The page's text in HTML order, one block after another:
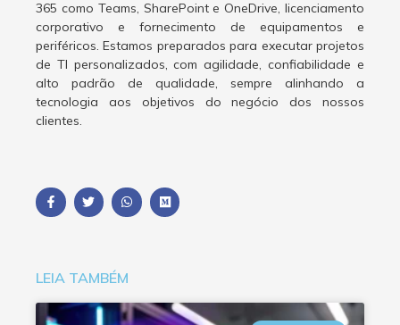
365 como Teams, SharePoint e OneDrive, licenciamento
corporativo e fornecimento de equipamentos e
periféricos. Estamos preparados para executar projetos
de TI personalizados, com agilidade, confiabilidade e
alto padrão de qualidade, sempre alinhando a
tecnologia aos objetivos do negócio dos nossos
clientes.
LEIA TAMBÉM